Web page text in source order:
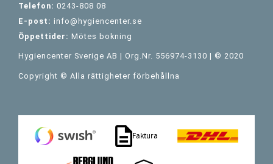
Telefon: 0243-808 08
E-post: info@hygiencenter.se
Öppettider: Mötes bokning
Hygiencenter Sverige AB | Org.Nr. 556974-3130 | © 2020
Copyright © Alla rättigheter förbehållna
Faktura